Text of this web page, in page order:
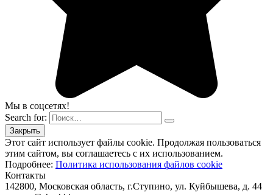
Мы в соцсетях!
Search for:
Этот сайт использует файлы cookie. Продолжая пользоваться
этим сайтом, вы соглашаетесь с их использованием.
Подробнее: Политика использования файлов cookie
Контакты
142800, Московская область, г.Ступино, ул. Куйбышева, д. 44